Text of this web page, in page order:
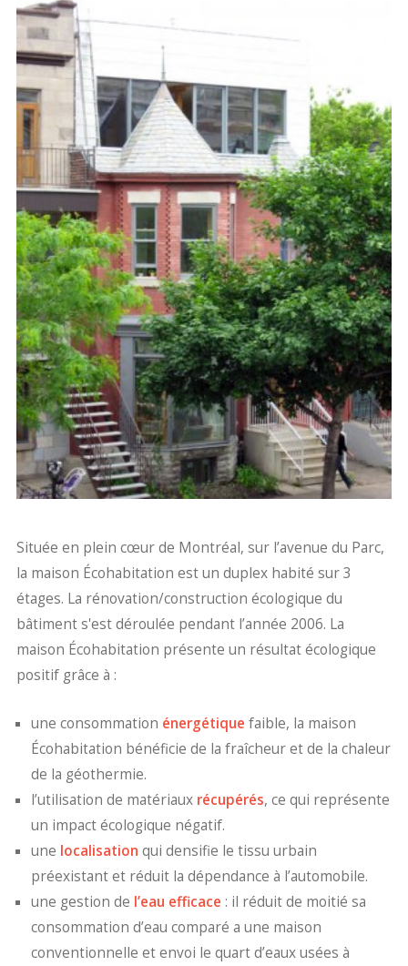
Située en plein cœur de Montréal, sur l’avenue du Parc,
la maison Écohabitation est un duplex habité sur 3
étages. La rénovation/construction écologique du
bâtiment s'est déroulée pendant l’année 2006. La
maison Écohabitation présente un résultat écologique
positif grâce à :
une consommation énergétique faible, la maison
Écohabitation bénéficie de la fraîcheur et de la chaleur
de la géothermie.
l’utilisation de matériaux récupérés, ce qui représente
un impact écologique négatif.
une localisation qui densifie le tissu urbain
préexistant et réduit la dépendance à l’automobile.
une gestion de l’eau efficace : il réduit de moitié sa
consommation d’eau comparé a une maison
conventionnelle et envoi le quart d’eaux usées à